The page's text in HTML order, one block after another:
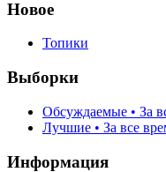
Новое
Топики
Выборки
Обсуждаемые • За
Лучшие • За все
Информация